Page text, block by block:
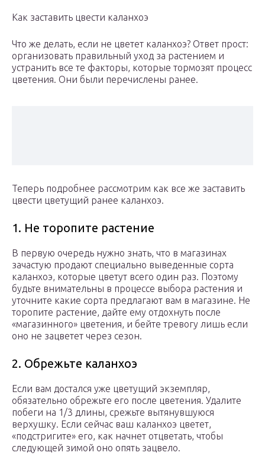
Как заставить цвести каланхоэ
Что же делать, если не цветет каланхоэ? Ответ прост:
организовать правильный уход за растением и
устранить все те факторы, которые тормозят процесс
цветения. Они были перечислены ранее.
Теперь подробнее рассмотрим как все же заставить
цвести цветущий ранее каланхоэ.
1. Не торопите растение
В первую очередь нужно знать, что в магазинах
зачастую продают специально выведенные сорта
каланхоэ, которые цветут всего один раз. Поэтому
будьте внимательны в процессе выбора растения и
уточните какие сорта предлагают вам в магазине. Не
торопите растение, дайте ему отдохнуть после
«магазинного» цветения, и бейте тревогу лишь если
оно не зацветет через сезон.
2. Обрежьте каланхоэ
Если вам достался уже цветущий экземпляр,
обязательно обрежьте его после цветения. Удалите
побеги на 1/3 длины, срежьте вытянувшуюся
верхушку. Если сейчас ваш каланхоэ цветет,
«подстригите» его, как начнет отцветать, чтобы
следующей зимой оно опять зацвело.